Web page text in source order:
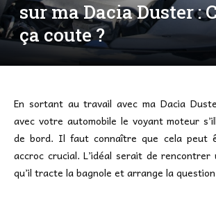
sur ma Dacia Duster :
ça coute ?
En sortant au travail avec ma Dacia
avec votre automobile le voyant moteur
de bord. Il faut connaître que cela peut
accroc crucial. L’idéal serait de rencontrer
qu’il tracte la bagnole et arrange la